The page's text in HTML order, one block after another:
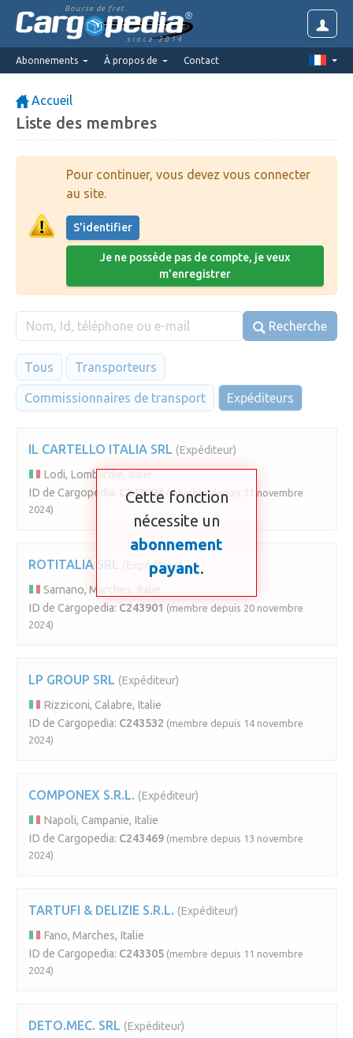
Bourse de fret
since 2014
Abonnements À propos de Contact
Accueil
Liste des membres
Pour continuer, vous devez vous connecter
au site.
S'identifier
Je ne possède pas de compte, je veux
m'enregistrer
Recherche
Tous Transporteurs
Commissionnaires de transport Expéditeurs
IL CARTELLO ITALIA SRL (Expéditeur)
Lodi, Lombardie, Italie
ID de Cargopedia:
C243994
(membre depuis 21 novembre
2024)
ROTITALIA SRL
(Expéditeur)
Sarnano, Marches, Italie
ID de Cargopedia: C243901 (membre depuis 20 novembre
2024)
LP GROUP SRL (Expéditeur)
Rizziconi, Calabre, Italie
ID de Cargopedia: C243532 (membre depuis 14 novembre
2024)
COMPONEX S.R.L. (Expéditeur)
Napoli, Campanie, Italie
ID de Cargopedia: C243469 (membre depuis 13 novembre
2024)
TARTUFI & DELIZIE S.R.L. (Expéditeur)
Fano, Marches, Italie
ID de Cargopedia: C243305 (membre depuis 11 novembre
2024)
DETO.MEC. SRL (Expéditeur)
Cette fonction
nécessite un
abonnement
payant.